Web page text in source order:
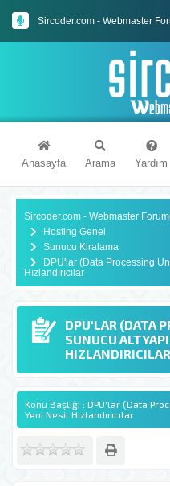
Sircoder.com - Webmaster
Anasayfa Arama Yardım
Sircoder.com - Webmaster
Hosting Genel
Sunucu Kiralama
DPU'lar (Data Processing
Hızlandırıcılar
DPU'LAR (DATA
SUNUCU
HIZLANDIRICILAR
Konu Başlığı : DPU'lar (Data
Yeni Nesil Hızlandırıcılar